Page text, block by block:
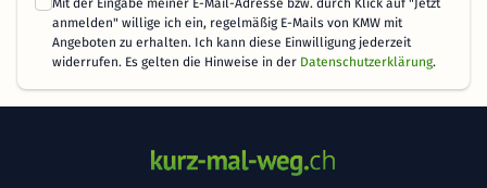
Mit der Eingabe meiner E-Mail-Adresse bzw. durch Klick auf "Jetzt
anmelden" willige ich ein, regelmäßig E-Mails von KMW mit
Angeboten zu erhalten. Ich kann diese Einwilligung jederzeit
widerrufen. Es gelten die Hinweise in der Datenschutzerklärung.